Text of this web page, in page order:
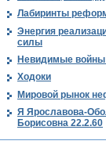
Лабиринты
Энергия
силы
Невидимые войны
Ходоки
Мировой рынок
Я Ярославова-
Борисовна 22.2.60